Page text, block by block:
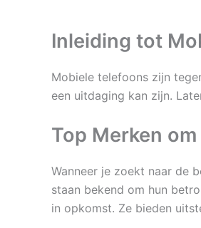
Inleiding tot
Mobiele telefoons zijn
een uitdaging kan zijn.
Top Merken
Wanneer je zoekt naar de
staan bekend om hun
in opkomst. Ze bieden